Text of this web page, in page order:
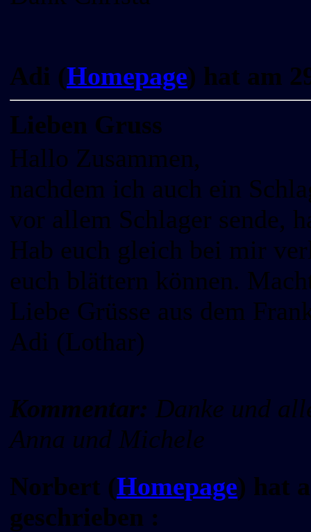
Adi (Homepage) hat am
Lieben Gruss
Hallo Zusammen,
nachdem ich auch ein
vor allem Schlager sende,
Hab euch gleich bei mir
euch blättern können.
Liebe Grüsse aus dem
Adi (Lothar)
Kommentar: Danke und
Anna und Michele
Norbert (Homepage) hat
geschrieben :